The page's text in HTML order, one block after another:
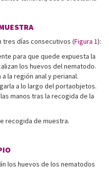
tres días consecutivos (Figura 1):
para que quede expuesta la
los huevos del nematodo.
la región anal y perianal.
a lo largo del portaobjetos.
manos tras la recogida de la
recogida de muestra.
los huevos de los nematodos